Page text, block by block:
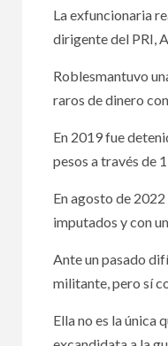
La exfuncionaria
dirigente del PRI,
Roblesmantuvo
raros de dinero
En 2019 fue
pesos a través de
En agosto de
imputados y con
Ante un pasado
militante, pero sí
Ella no es la única
eficaz
la